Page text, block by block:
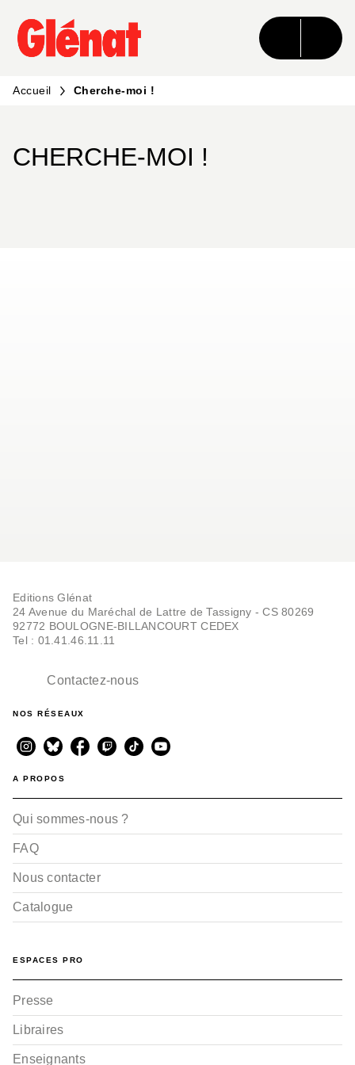
MENU RECHERCHE CONTENU
PIED DE PAGE
Accueil Cherche-moi !
CHERCHE-MOI !
Editions Glénat
24 Avenue du Maréchal de Lattre de Tassigny - CS 80269
92772 BOULOGNE-BILLANCOURT CEDEX
Tel : 01.41.46.11.11
Contactez-nous
NOS RÉSEAUX
A PROPOS
Qui sommes-nous ?
FAQ
Nous contacter
Catalogue
ESPACES PRO
Presse
Libraires
Enseignants